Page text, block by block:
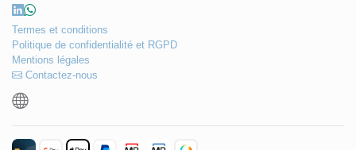
Termes et conditions
Politique de confidentialité et RGPD
Mentions légales
Contactez-nous